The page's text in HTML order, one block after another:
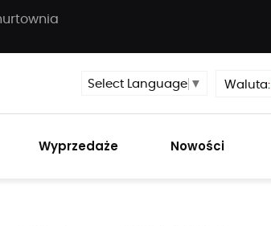
Select Language ▼ Waluta:
Wyprzedaże Nowości